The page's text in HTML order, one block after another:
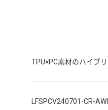
TPU×PC素材のハイブ
LFSPCV240701-CR-